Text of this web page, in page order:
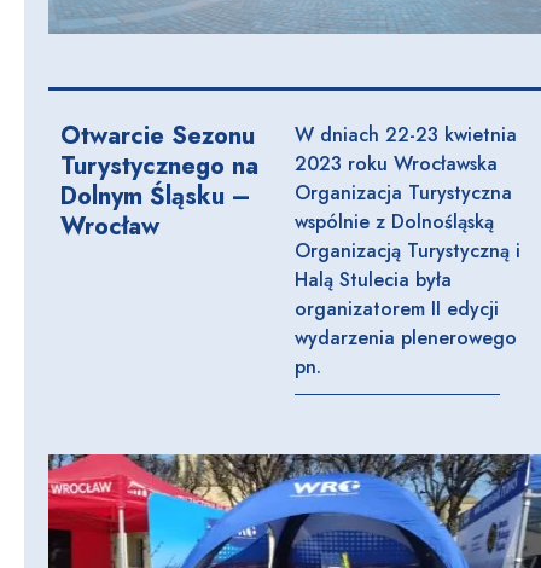
Otwarcie Sezonu
Turystycznego na
Dolnym Śląsku –
Wrocław
W dniach 22-23 kwietnia
2023 roku Wrocławska
Organizacja Turystyczna
wspólnie z Dolnośląską
Organizacją Turystyczną i
Halą Stulecia była
organizatorem II edycji
wydarzenia plenerowego
pn.